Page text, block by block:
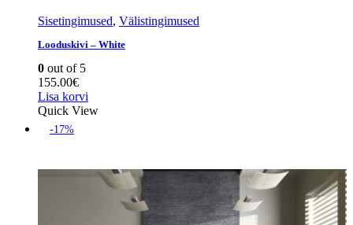
Sisetingimused, Välistingimused
Looduskivi – White
0 out of 5
155.00€
Lisa korvi
Quick View
-17%